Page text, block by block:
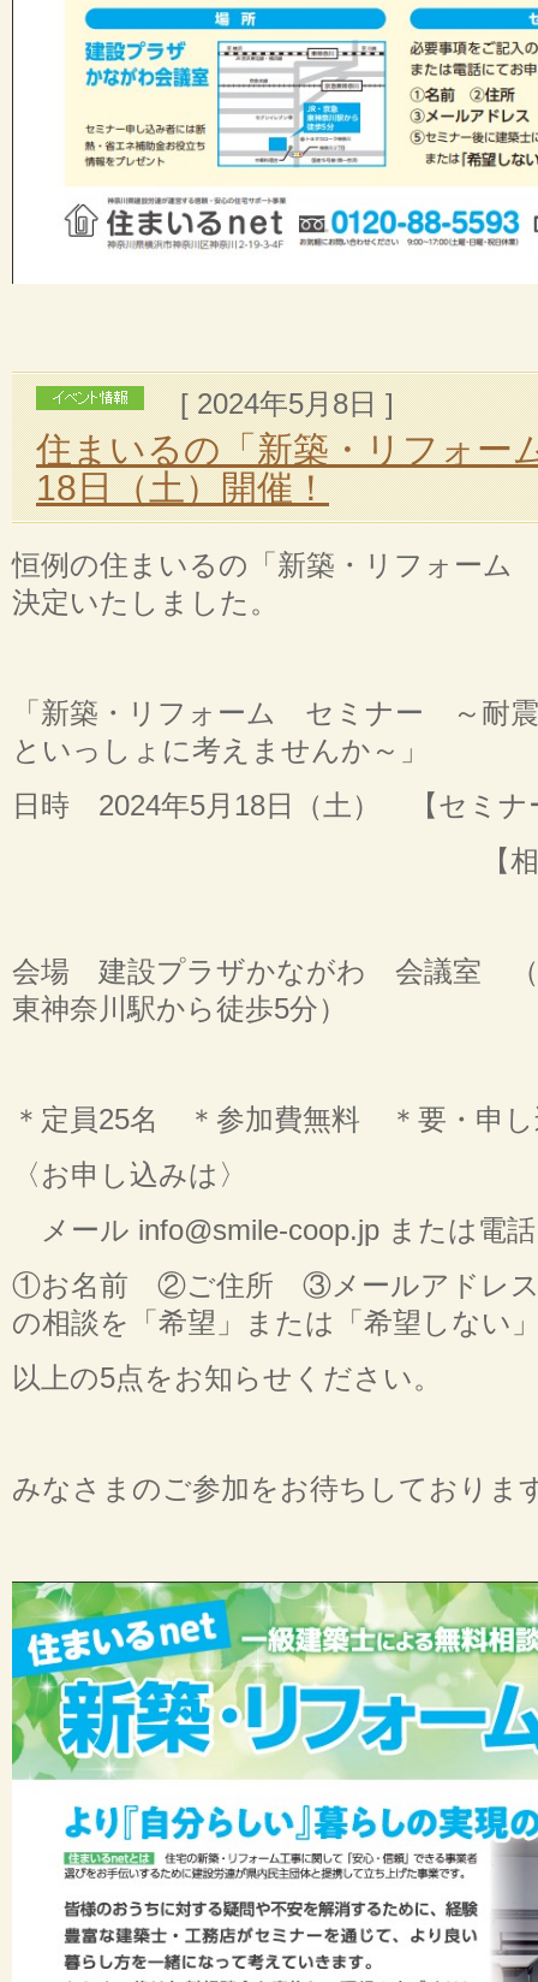
[ 2024年5月8日 ]
住まいるの「新築・リフォ
18日（土）開催！
恒例の住まいるの「新築・リフォー
決定いたしました。
「新築・リフォーム セミナー ～耐
といっしょに考えませんか～」
日時 2024年5月18日（土） 【セミナ
【相談会】 15：
会場 建設プラザかながわ 会議室
東神奈川駅から徒歩5分）
＊定員25名 ＊参加費無料 ＊要・申
〈お申し込みは〉
メール info@smile-coop.jp または電
①お名前 ②ご住所 ③メールアドレ
の相談を「希望」または「希望しない
以上の5点をお知らせください。
みなさまのご参加をお待ちしておりま